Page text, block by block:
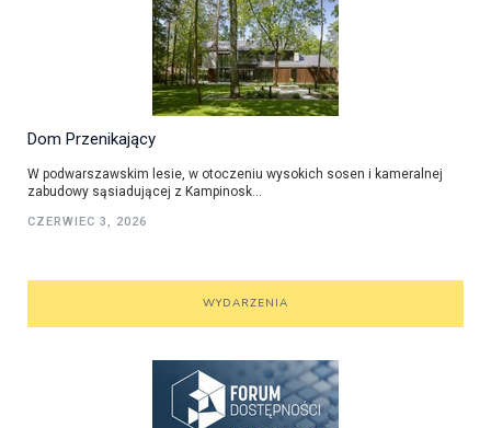
Dom Przenikający
W podwarszawskim lesie, w otoczeniu wysokich sosen i kameralnej
zabudowy sąsiadującej z Kampinosk...
CZERWIEC 3, 2026
WYDARZENIA